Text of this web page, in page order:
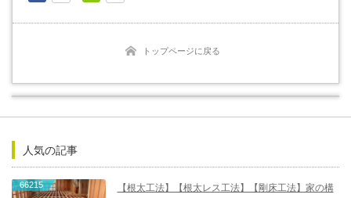
トップページに戻る
人気の記事
66215
【根太工法】【根太レス工法】【剛床工法】家の構